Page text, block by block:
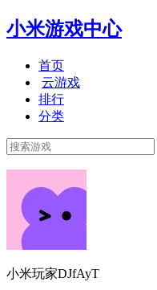
小米游戏中心
首页
云游戏
排行
分类
小米玩家DJfAyT